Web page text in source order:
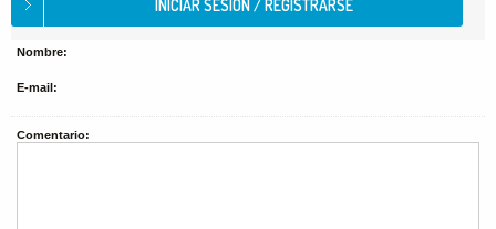
Nombre:
E-mail:
Comentario: